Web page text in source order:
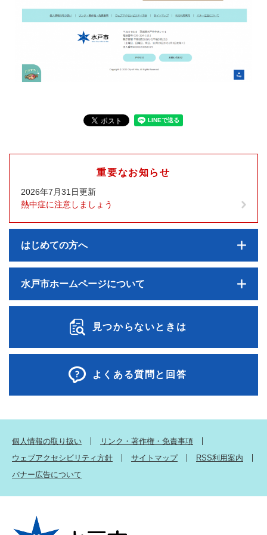
重要なお知らせ
2026年7月31日更新
熱中症に注意しましょう
はじめての方へ
水戸市ホームページについて
見つからないときは
よくある質問と回答
個人情報の取り扱い
リンク・著作権・免責事項
ウェブアクセシビリティ方針
サイトマップ
RSS利用案内
バナー広告について